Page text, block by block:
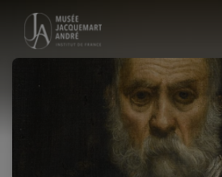
Skip header